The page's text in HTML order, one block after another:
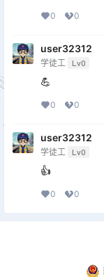
0 0
user32312
学徒工 Lv0
💪
0 0
user32312
学徒工 Lv0
👍
0 0